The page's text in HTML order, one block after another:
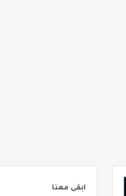
ابقى معنا